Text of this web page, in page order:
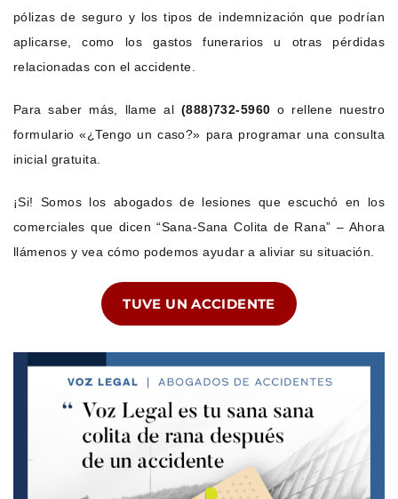
pólizas de seguro y los tipos de indemnización que podrían
aplicarse, como los gastos funerarios u otras pérdidas
relacionadas con el accidente.
Para saber más, llame al (888)732-5960 o rellene nuestro
formulario «¿Tengo un caso?» para programar una consulta
inicial gratuita.
¡Si! Somos los abogados de lesiones que escuchó en los
comerciales que dicen “Sana-Sana Colita de Rana” – Ahora
llámenos y vea cómo podemos ayudar a aliviar su situación.
TUVE UN ACCIDENTE